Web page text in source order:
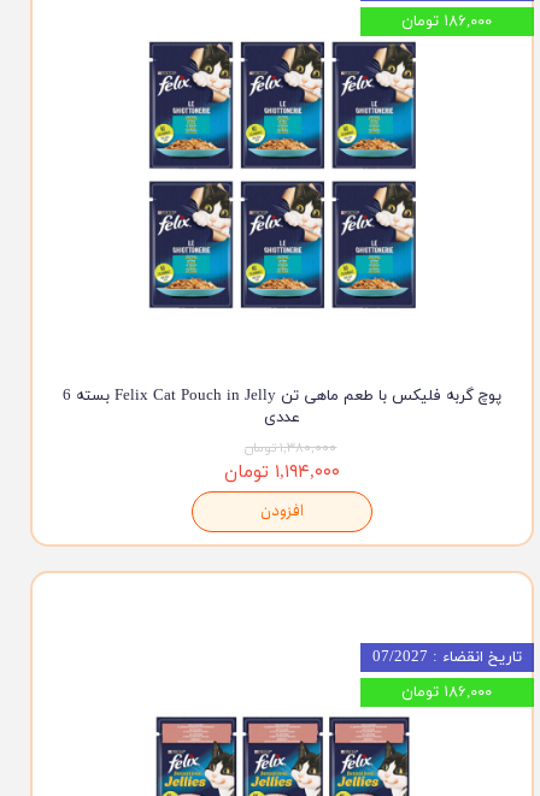
پوچ گربه فلیکس با طعم ماهی تن Felix Cat Pouch in Jelly بسته 6
عددی
۱,۳۸۰,۰۰۰ تومان
۱,۱۹۴,۰۰۰ تومان
افزودن
۱۸۶,۰۰۰ تومان
تاریخ انقضاء : 07/2027
۱۸۶,۰۰۰ تومان